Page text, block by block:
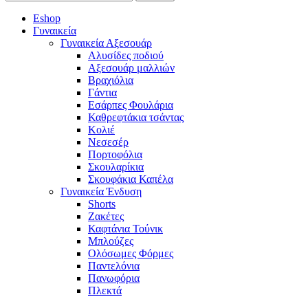
Eshop
Γυναικεία
Γυναικεία Αξεσουάρ
Αλυσίδες ποδιού
Αξεσουάρ μαλλιών
Βραχιόλια
Γάντια
Εσάρπες Φουλάρια
Καθρεφτάκια τσάντας
Κολιέ
Νεσεσέρ
Πορτοφόλια
Σκουλαρίκια
Σκουφάκια Καπέλα
Γυναικεία Ένδυση
Shorts
Ζακέτες
Καφτάνια Τούνικ
Μπλούζες
Ολόσωμες Φόρμες
Παντελόνια
Πανωφόρια
Πλεκτά